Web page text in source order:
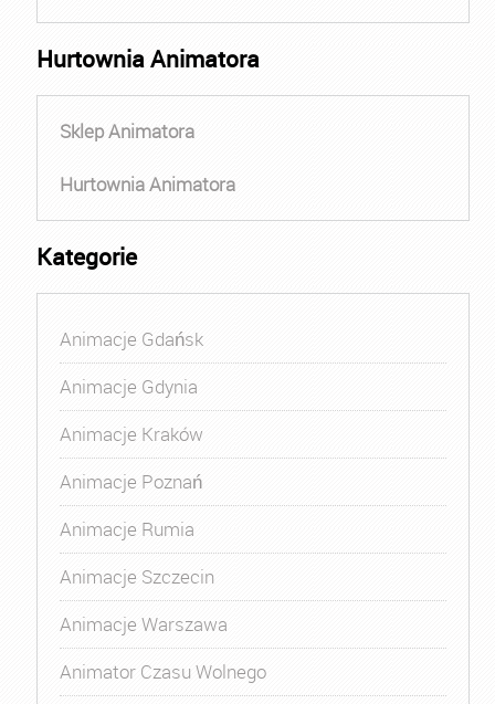
Hurtownia Animatora
Sklep Animatora
Hurtownia Animatora
Kategorie
Animacje Gdańsk
Animacje Gdynia
Animacje Kraków
Animacje Poznań
Animacje Rumia
Animacje Szczecin
Animacje Warszawa
Animator Czasu Wolnego